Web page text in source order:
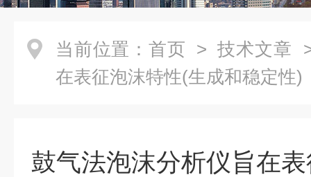
当前位置： 首页 > 技术文章
在表征泡沫特性(生成和稳定性)
鼓气法泡沫分析仪旨在